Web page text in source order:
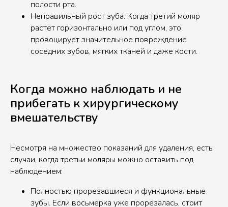
полости рта.
Неправильный рост зуба. Когда третий моляр
растет горизонтально или под углом, это
провоцирует значительное повреждение
соседних зубов, мягких тканей и даже кости.
Когда можно наблюдать и не
прибегать к хирургическому
вмешательству
Несмотря на множество показаний для удаления, есть
случаи, когда третьи моляры можно оставить под
наблюдением:
Полностью прорезавшиеся и функциональные
зубы. Если восьмерка уже прорезалась, стоит